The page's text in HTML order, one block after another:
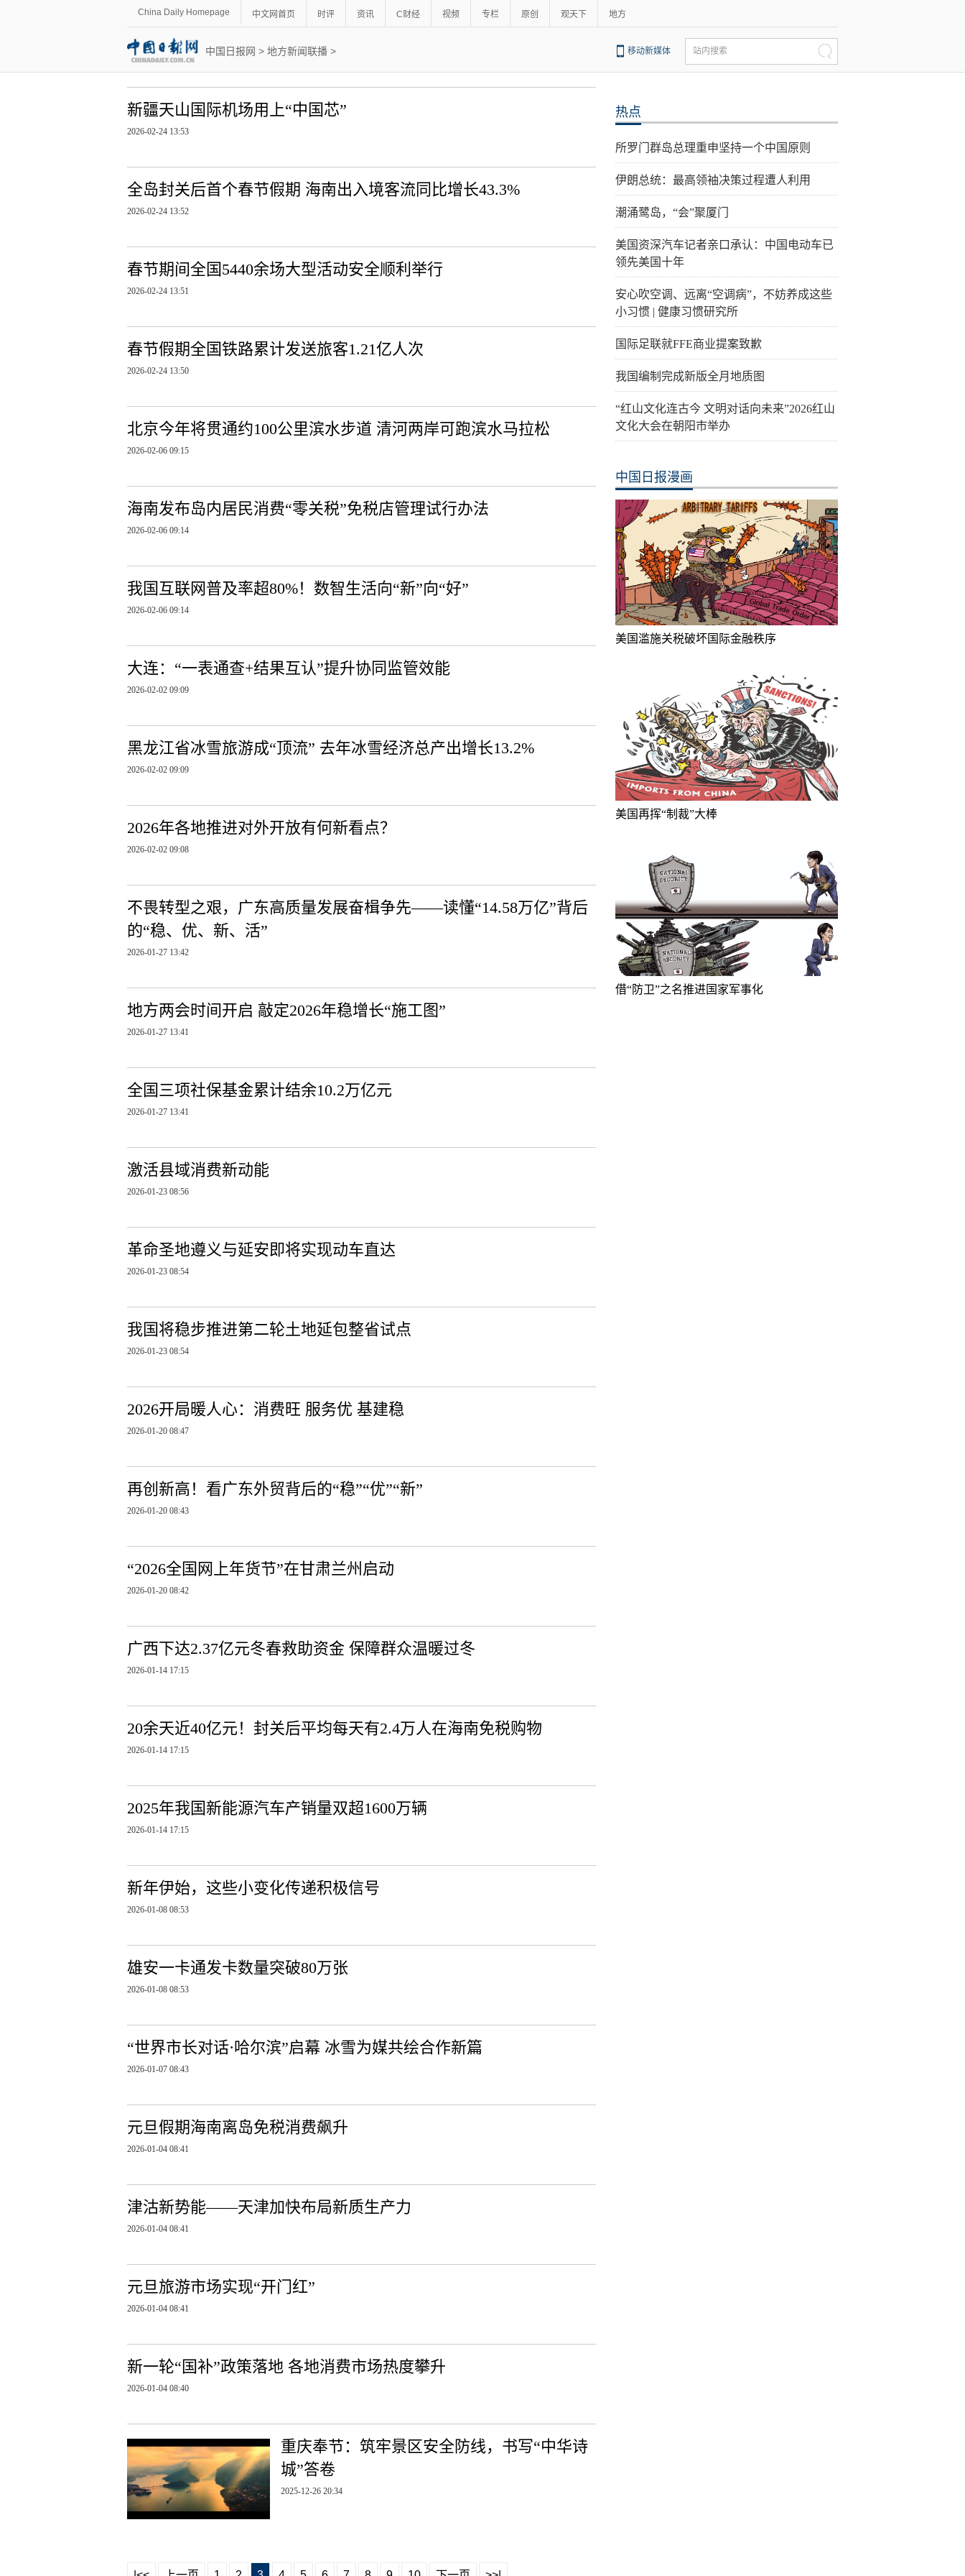
China Daily Homepage 中文网首页 时评 资讯 C财经 视频 专栏 原创 观天下 地方
中国日报网 > 地方新闻联播> 移动新媒体 站内搜索
新疆天山国际机场用上“中国芯”
2026-02-24 13:53
全岛封关后首个春节假期 海南出入境客流同比增长43.3%
2026-02-24 13:52
春节期间全国5440余场大型活动安全顺利举行
2026-02-24 13:51
春节假期全国铁路累计发送旅客1.21亿人次
2026-02-24 13:50
北京今年将贯通约100公里滨水步道 清河两岸可跑滨水马拉松
2026-02-06 09:15
海南发布岛内居民消费“零关税”免税店管理试行办法
2026-02-06 09:14
我国互联网普及率超80%！数智生活向“新”向“好”
2026-02-06 09:14
大连：“一表通查+结果互认”提升协同监管效能
2026-02-02 09:09
黑龙江省冰雪旅游成“顶流” 去年冰雪经济总产出增长13.2%
2026-02-02 09:09
2026年各地推进对外开放有何新看点？
2026-02-02 09:08
不畏转型之艰，广东高质量发展奋楫争先——读懂“14.58万亿”背后
的“稳、优、新、活”
2026-01-27 13:42
地方两会时间开启 敲定2026年稳增长“施工图”
2026-01-27 13:41
全国三项社保基金累计结余10.2万亿元
2026-01-27 13:41
激活县域消费新动能
2026-01-23 08:56
革命圣地遵义与延安即将实现动车直达
2026-01-23 08:54
我国将稳步推进第二轮土地延包整省试点
2026-01-23 08:54
2026开局暖人心：消费旺 服务优 基建稳
2026-01-20 08:47
再创新高！看广东外贸背后的“稳”“优”“新”
2026-01-20 08:43
“2026全国网上年货节”在甘肃兰州启动
2026-01-20 08:42
广西下达2.37亿元冬春救助资金 保障群众温暖过冬
2026-01-14 17:15
20余天近40亿元！封关后平均每天有2.4万人在海南免税购物
2026-01-14 17:15
2025年我国新能源汽车产销量双超1600万辆
2026-01-14 17:15
新年伊始，这些小变化传递积极信号
2026-01-08 08:53
雄安一卡通发卡数量突破80万张
2026-01-08 08:53
“世界市长对话·哈尔滨”启幕 冰雪为媒共绘合作新篇
2026-01-07 08:43
元旦假期海南离岛免税消费飙升
2026-01-04 08:41
津沽新势能——天津加快布局新质生产力
2026-01-04 08:41
元旦旅游市场实现“开门红”
2026-01-04 08:41
新一轮“国补”政策落地 各地消费市场热度攀升
2026-01-04 08:40
重庆奉节：筑牢景区安全防线，书写“中华诗
城”答卷
2025-12-26 20:34
热点
所罗门群岛总理重申坚持一个中国原则
伊朗总统：最高领袖决策过程遭人利用
潮涌鹭岛，“会”聚厦门
美国资深汽车记者亲口承认：中国电动车已
领先美国十年
安心吹空调、远离“空调病”，不妨养成这些
小习惯 | 健康习惯研究所
国际足联就FFE商业提案致歉
我国编制完成新版全月地质图
“红山文化连古今 文明对话向未来”2026红山
文化大会在朝阳市举办
中国日报漫画
美国滥施关税破坏国际金融秩序
美国再挥“制裁”大棒
借“防卫”之名推进国家军事化